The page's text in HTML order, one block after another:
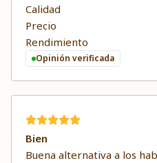
Calidad
Precio
Rendimiento
Opinión verificada
Bien
Buena alternativa a los